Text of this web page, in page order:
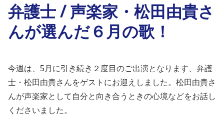
弁護士 / 声楽家・松田由貴さ
んが選んだ６月の歌！
今週は、5月に引き続き２度目のご出演となります、弁護
士・松田由貴さんをゲストにお迎えしました。松田由貴さ
んが声楽家として自分と向き合うときの心境などをお話し
くださいました。